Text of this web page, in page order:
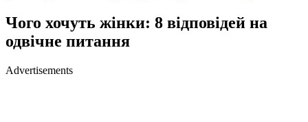
Чого хочуть жінки: 8 відповідей на
одвічне питання
Advertisements